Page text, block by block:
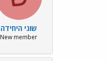
שוגי היחידה
New member